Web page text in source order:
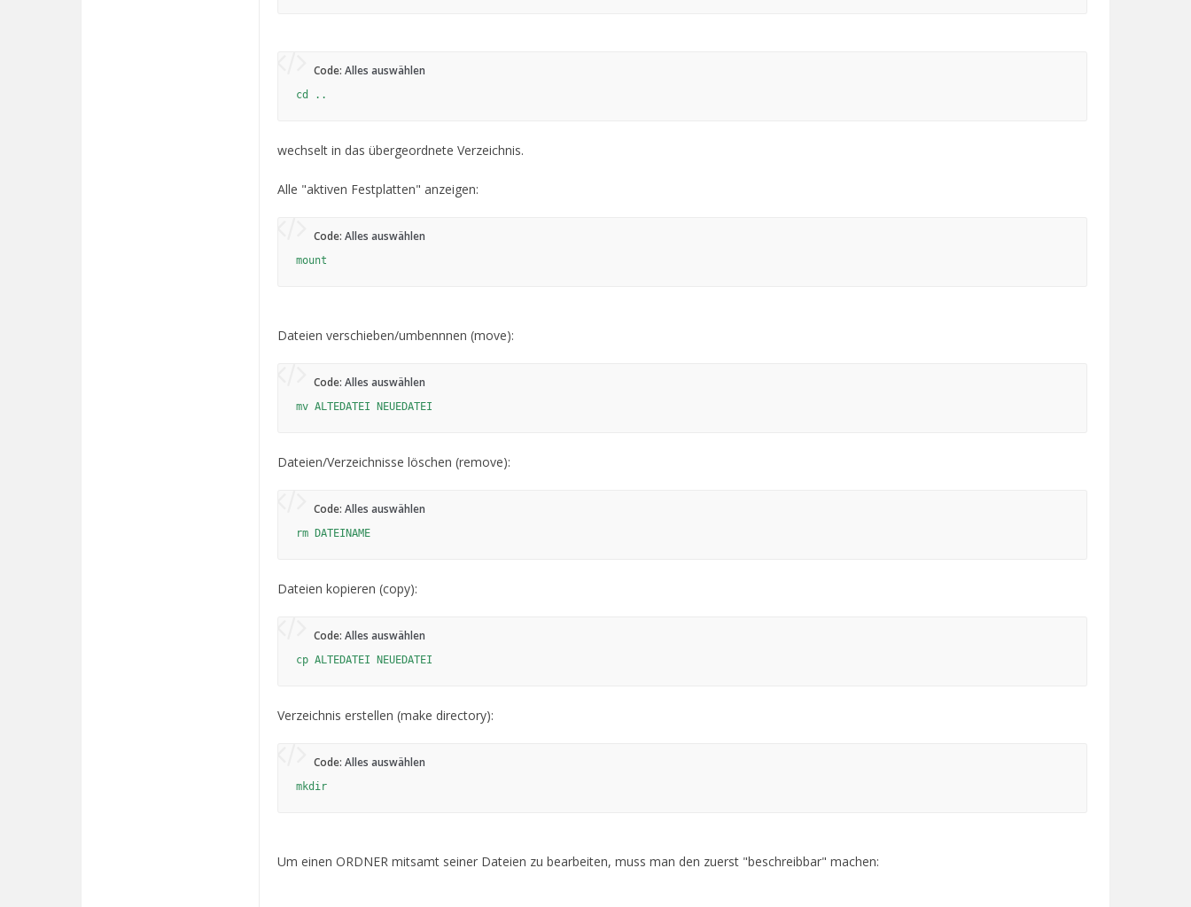
Code: Alles auswählen
cd ..
wechselt in das übergeordnete Verzeichnis.
Alle "aktiven Festplatten" anzeigen:
Code: Alles auswählen
mount
Dateien verschieben/umbennnen (move):
Code: Alles auswählen
mv ALTEDATEI NEUEDATEI
Dateien/Verzeichnisse löschen (remove):
Code: Alles auswählen
rm DATEINAME
Dateien kopieren (copy):
Code: Alles auswählen
cp ALTEDATEI NEUEDATEI
Verzeichnis erstellen (make directory):
Code: Alles auswählen
mkdir
Um einen ORDNER mitsamt seiner Dateien zu bearbeiten, muss man den zuerst "beschreibbar" machen: